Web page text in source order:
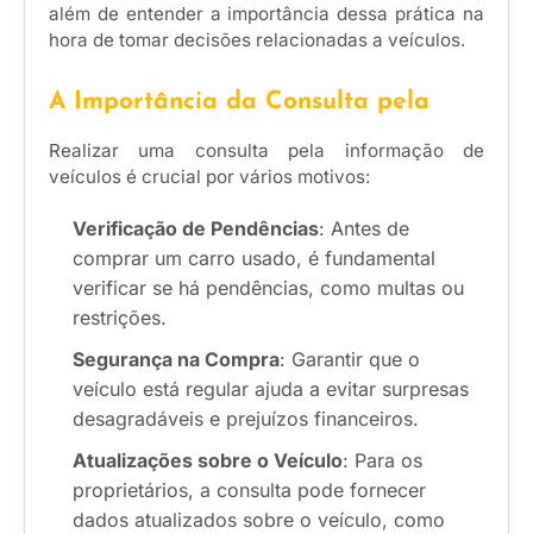
além de entender a importância dessa prática na
hora de tomar decisões relacionadas a veículos.
A Importância da Consulta pela
Realizar uma consulta pela informação de
veículos é crucial por vários motivos:
Verificação de Pendências: Antes de
comprar um carro usado, é fundamental
verificar se há pendências, como multas ou
restrições.
Segurança na Compra: Garantir que o
veículo está regular ajuda a evitar surpresas
desagradáveis e prejuízos financeiros.
Atualizações sobre o Veículo: Para os
proprietários, a consulta pode fornecer
dados atualizados sobre o veículo, como